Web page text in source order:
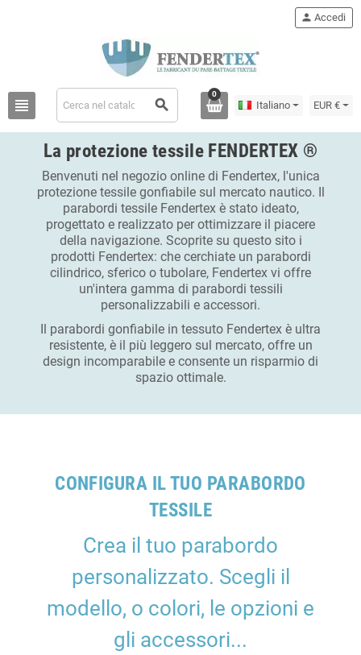
view_headline search
person Accedi
0
Italiano EUR €
La protezione tessile FENDERTEX ®
Benvenuti nel negozio online di Fendertex, l'unica
protezione tessile gonfiabile sul mercato nautico. Il
parabordi tessile Fendertex è stato ideato,
progettato e realizzato per ottimizzare il piacere
della navigazione. Scoprite su questo sito i
prodotti Fendertex: che cerchiate un parabordi
cilindrico, sferico o tubolare, Fendertex vi offre
un'intera gamma di parabordi tessili
personalizzabili e accessori.
Il parabordi gonfiabile in tessuto Fendertex è ultra
resistente, è il più leggero sul mercato, offre un
design incomparabile e consente un risparmio di
spazio ottimale.
CONFIGURA IL TUO PARABORDO
TESSILE
Crea il tuo parabordo
personalizzato. Scegli il
modello, o colori, le opzioni e
gli accessori...